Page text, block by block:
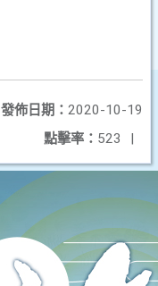
發佈日期： 2020-10-19
點擊率： 523 |